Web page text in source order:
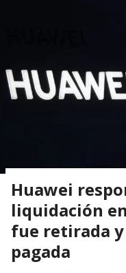
Huawei
liquidación
fue retirada y
pagada